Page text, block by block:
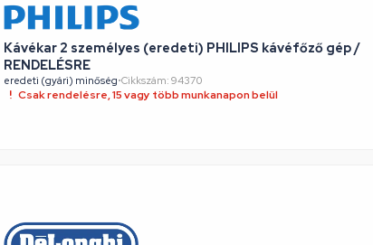
Kávékar 2 személyes (eredeti) PHILIPS kávéfőző gép /
RENDELÉSRE
eredeti (gyári) minőség•Cikkszám: 94370
Csak rendelésre, 15 vagy több munkanapon belül